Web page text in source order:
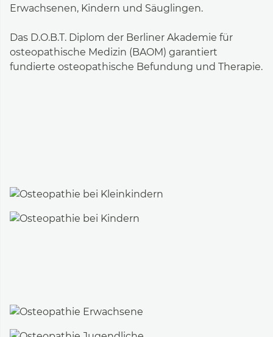
Erwachsenen, Kindern und Säuglingen.
Das D.O.B.T. Diplom der Berliner Akademie für
osteopathische Medizin (BAOM) garantiert
fundierte osteopathische Befundung und Therapie.